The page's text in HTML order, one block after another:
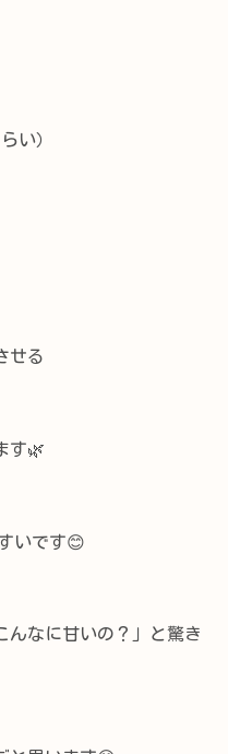
い）
せる
す🌿
いです😊
んなに甘いの？」と驚き